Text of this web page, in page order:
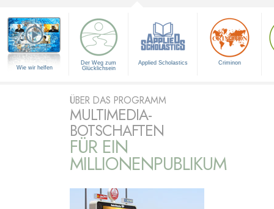
Wie wir helfen
Der Weg zum
Glücklichsein
Applied Scholastics Criminon
ÜBER DAS PROGRAMM
MULTIMEDIA-
BOTSCHAFTEN
FÜR EIN
MILLIONENPUBLIKUM